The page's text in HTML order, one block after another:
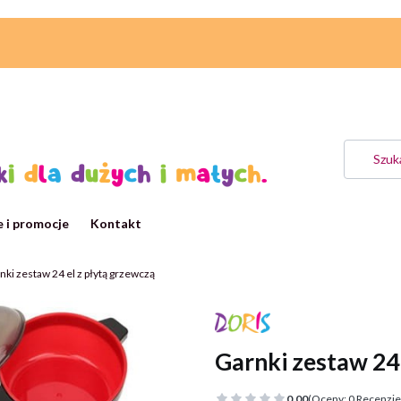
i promocje Kontakt
zestaw 24 el z płytą grzewczą
Garnki zestaw
0.00(Oceny: 0